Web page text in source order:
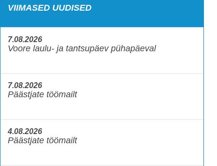
VIIMASED UUDISED
7.08.2026
Voore laulu- ja tantsupäev pühapäeval
7.08.2026
Päästjate töömailt
4.08.2026
Päästjate töömailt